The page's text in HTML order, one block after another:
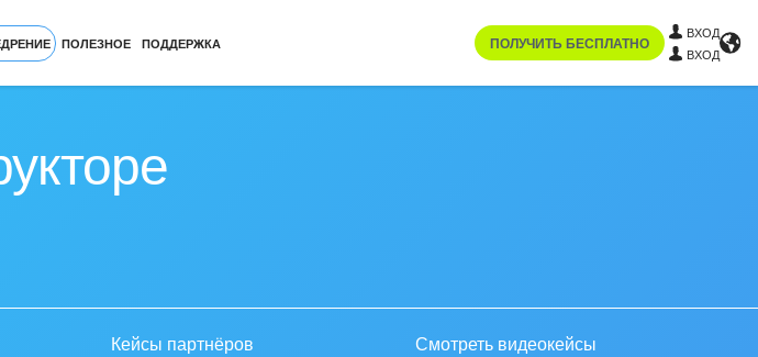
ПОЛЕЗНОЕ ПОДДЕРЖКА ПОЛУЧИТЬ БЕСПЛАТНО
ВХОД
ВХОД
Кейсы партнёров Смотреть видеокейсы